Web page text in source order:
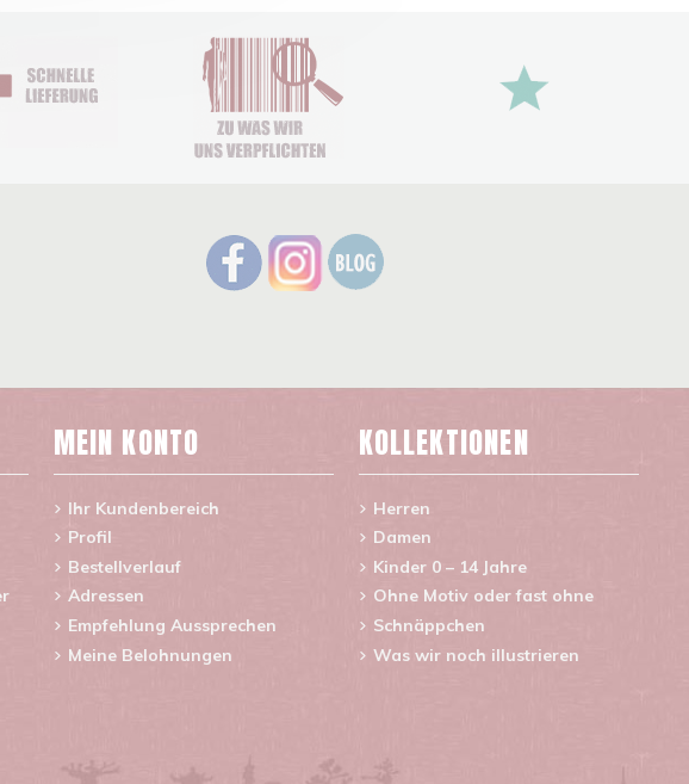
MEIN KONTO
Ihr Kundenbereich
Profil
Bestellverlauf
Adressen
Empfehlung Aussprechen
Meine Belohnungen
KOLLEKTIONEN
Herren
Damen
Kinder 0 – 14 Jahre
Ohne Motiv oder fast ohne
Schnäppchen
Was wir noch illustrieren